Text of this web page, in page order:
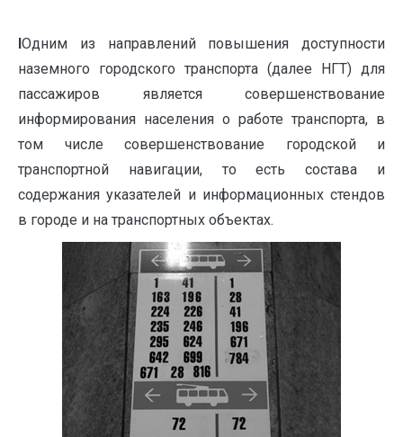
IОдним из направлений повышения доступности
наземного городского транспорта (далее НГТ) для
пассажиров является совершенствование
информирования населения о работе транспорта, в
том числе совершенствование городской и
транспортной навигации, то есть состава и
содержания указателей и информационных стендов
в городе и на транспортных объектах.